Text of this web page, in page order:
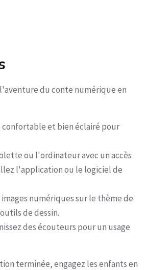
du conte numérique en
confortable et bien éclairé pour
ou l'ordinateur avec un accès
l'application ou le logiciel de
images numériques sur le thème de
de dessin.
des écouteurs pour un usage
terminée, engagez les enfants en